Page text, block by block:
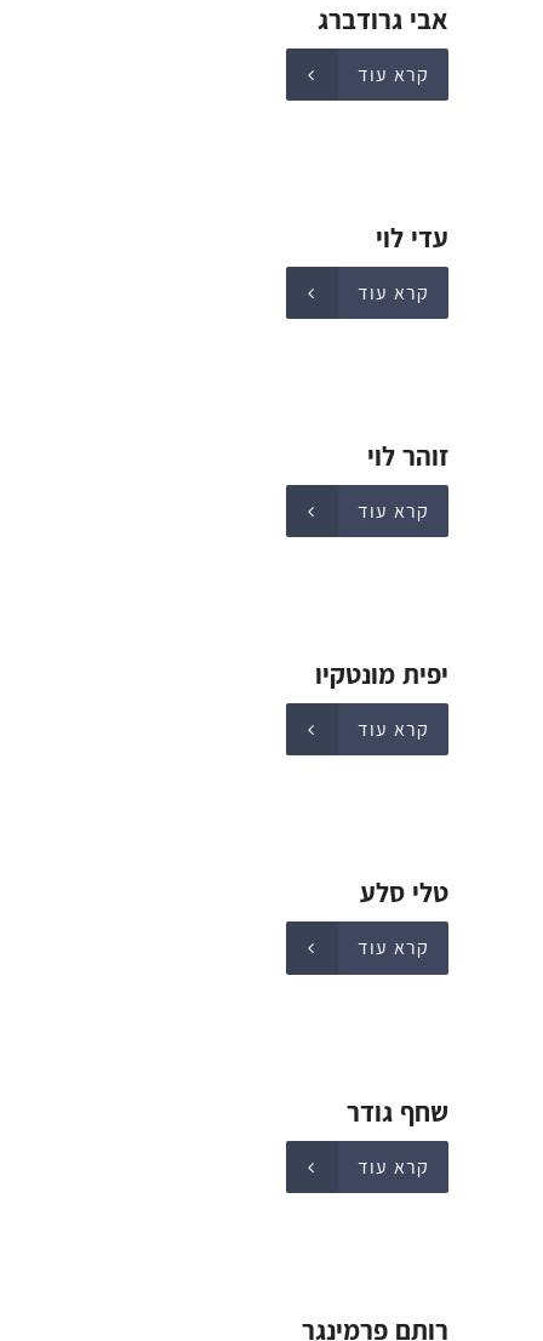
אבי גרודברג
קרא עוד
עדי לוי
קרא עוד
זוהר לוי
קרא עוד
יפית מונטקיו
קרא עוד
טלי סלע
קרא עוד
שחף גודר
קרא עוד
רותם פרמינגר